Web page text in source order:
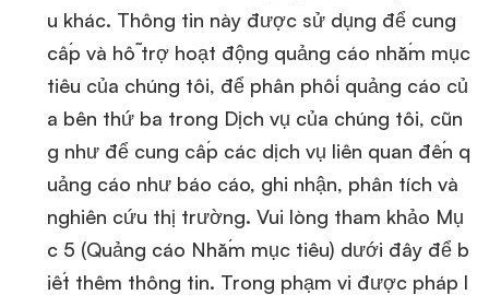
u khác. Thông tin này được sử dụng để cung
cấp và hỗ trợ hoạt động quảng cáo nhắm mục
tiêu của chúng tôi, để phân phối quảng cáo củ
a bên thứ ba trong Dịch vụ của chúng tôi, cũn
g như để cung cấp các dịch vụ liên quan đến q
uảng cáo như báo cáo, ghi nhận, phân tích và
nghiên cứu thị trường. Vui lòng tham khảo Mụ
c 5 (Quảng cáo Nhắm mục tiêu) dưới đây để b
iết thêm thông tin. Trong phạm vi được pháp l